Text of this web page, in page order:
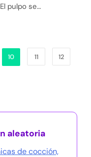
pulpo se…
10 11 12
aleatoria
de cocción,